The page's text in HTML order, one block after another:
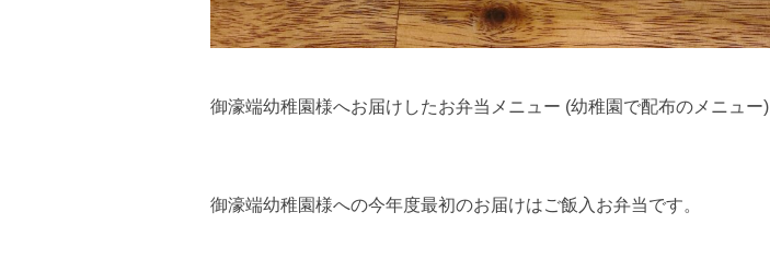
御濠端幼稚園様へお届けしたお弁当メニュー (幼稚園で配布のメニュー)
御濠端幼稚園様への今年度最初のお届けはご飯入お弁当です。